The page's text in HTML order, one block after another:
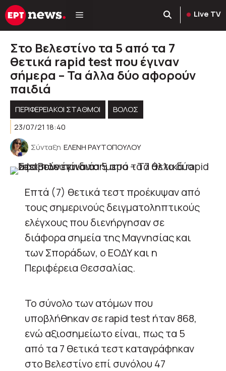
Μετάβαση
σε
Live TV
Στο Βελεστίνο τα 5 από τα 7
θετικά rapid test που έγιναν
σήμερα – Τα άλλα δύο αφορούν
παιδιά
ΠΕΡΙΦΕΡΕΙΑΚΟΊ ΣΤΑΘΜΟΊ
ΒΟΛΟΣ
23/07/21 18:40
Σύνταξη ΕΛΕΝΗ ΡΑΥΤΟΠΟΥΛΟΥ
Επτά (7) θετικά τεστ προέκυψαν από
τους σημερινούς δειγματοληπτικούς
ελέγχους που διενήργησαν σε
διάφορα σημεία της Μαγνησίας και
των Σποράδων, ο ΕΟΔΥ και η
Περιφέρεια Θεσσαλίας.
Το σύνολο των ατόμων που
υποβλήθηκαν σε rapid test ήταν 868,
ενώ αξιοσημείωτο είναι, πως τα 5
από τα 7 θετικά τεστ καταγράφηκαν
στο Βελεστίνο επί συνόλου 47